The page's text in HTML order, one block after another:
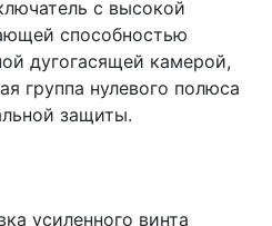
с высокой
способностью
дугогасящей камерой,
группа нулевого полюса
защиты.
усиленного винта